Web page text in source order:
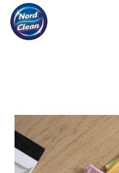
Skip to main content